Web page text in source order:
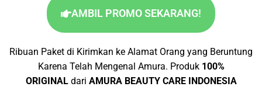
AMBIL PROMO SEKARANG!
Ribuan Paket di Kirimkan ke Alamat Orang yang Beruntung
Karena Telah Mengenal Amura. Produk 100%
ORIGINALdari AMURA BEAUTY CARE INDONESIA